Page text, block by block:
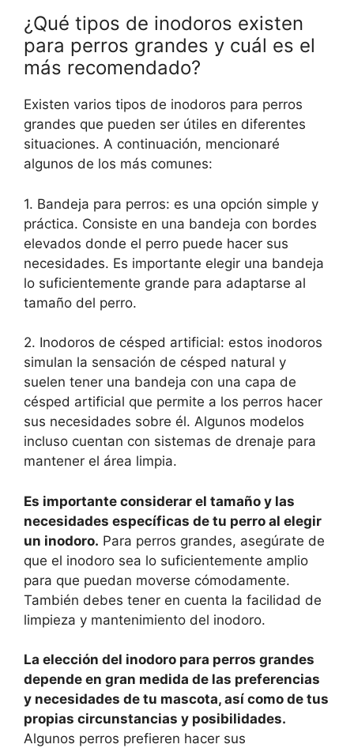
¿Qué tipos de inodoros existen
para perros grandes y cuál es el
más recomendado?
Existen varios tipos de inodoros para perros
grandes que pueden ser útiles en diferentes
situaciones. A continuación, mencionaré
algunos de los más comunes:
1. Bandeja para perros: es una opción simple y
práctica. Consiste en una bandeja con bordes
elevados donde el perro puede hacer sus
necesidades. Es importante elegir una bandeja
lo suficientemente grande para adaptarse al
tamaño del perro.
2. Inodoros de césped artificial: estos inodoros
simulan la sensación de césped natural y
suelen tener una bandeja con una capa de
césped artificial que permite a los perros hacer
sus necesidades sobre él. Algunos modelos
incluso cuentan con sistemas de drenaje para
mantener el área limpia.
Es importante considerar el tamaño y las
necesidades específicas de tu perro al elegir
un inodoro. Para perros grandes, asegúrate de
que el inodoro sea lo suficientemente amplio
para que puedan moverse cómodamente.
También debes tener en cuenta la facilidad de
limpieza y mantenimiento del inodoro.
La elección del inodoro para perros grandes
depende en gran medida de las preferencias
y necesidades de tu mascota, así como de tus
propias circunstancias y posibilidades.
Algunos perros prefieren hacer sus